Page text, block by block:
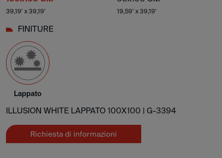
39,19' x 39,19' 19,59' x 39,19'
FINITURE
Lappato
ILLUSION WHITE LAPPATO 100X100 | G-3394
Richiesta di informazioni